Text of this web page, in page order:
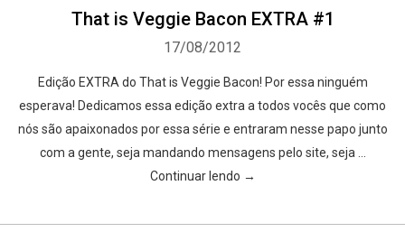
That is Veggie Bacon EXTRA #1
17/08/2012
Edição EXTRA do That is Veggie Bacon! Por essa ninguém
esperava! Dedicamos essa edição extra a todos vocês que como
nós são apaixonados por essa série e entraram nesse papo junto
com a gente, seja mandando mensagens pelo site, seja …
Continuar lendo →